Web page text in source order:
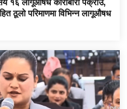
१६ लागूऔषध कारोबारी पक्राउ,
ठूलो परिमाणमा विभिन्न लागूऔषध